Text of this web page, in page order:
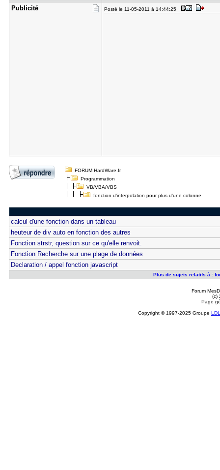
Publicité Posté le 11-05-2011 à 14:44:25
FORUM HardWare.fr
Programmation
VB/VBA/VBS
fonction d'interpolation pour plus d'une colonne
calcul d'une fonction dans un tableau
heuteur de div auto en fonction des autres
Fonction strstr, question sur ce qu'elle renvoit.
Fonction Recherche sur une plage de données
Declaration / appel fonction javascript
Plus de sujets relatifs à :
Forum
(c)
Page
Copyright © 1997-2025 Groupe